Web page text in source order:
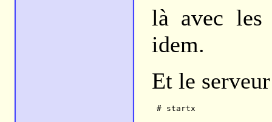
là avec les
idem.
Et le